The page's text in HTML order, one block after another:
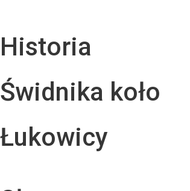
Historia
Świdnika koło
Łukowicy